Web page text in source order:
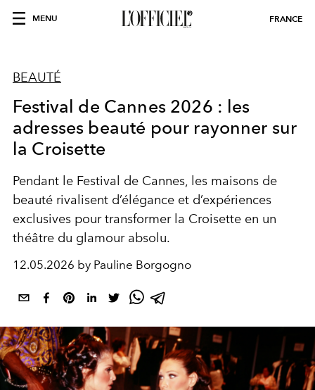
MENU FRANCE
BEAUTÉ
Festival de Cannes 2026 : les
adresses beauté pour rayonner sur
la Croisette
Pendant le Festival de Cannes, les maisons de
beauté rivalisent d’élégance et d’expériences
exclusives pour transformer la Croisette en un
théâtre du glamour absolu.
12.05.2026 by Pauline Borgogno